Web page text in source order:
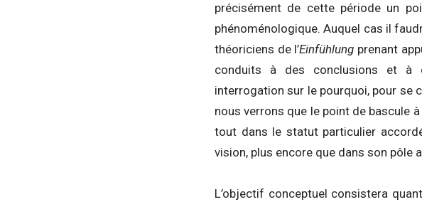
précisément de cette période un
phénoménologique. Auquel cas il
théoriciens de l’Einfühlung prenant
conduits à des conclusions et à
interrogation sur le pourquoi, pour se
nous verrons que le point de bascule
tout dans le statut particulier
vision, plus encore que dans son pôle
L’objectif conceptuel consistera